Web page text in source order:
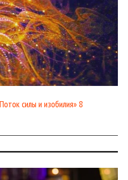
силы и изобилия» 8